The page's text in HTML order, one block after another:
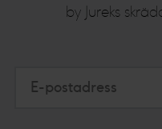
by Jureks
E-postadress